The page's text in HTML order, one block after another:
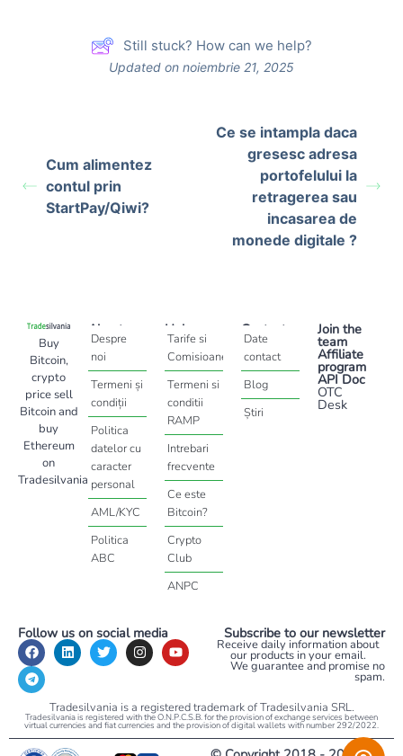
Still stuck? How can we help?
Updated on noiembrie 21, 2025
Cum alimentez
contul prin
StartPay/Qiwi?
Ce se intampla daca
gresesc adresa
portofelului la
retragerea sau
incasarea de
monede digitale ?
Buy
Bitcoin,
crypto
price sell
Bitcoin and
buy
Ethereum
on
Tradesilvania
About
Despre
noi
Termeni și
condiții
Politica
datelor cu
caracter
personal
AML/KYC
Politica
ABC
Help
Tarife si
Comisioane
Termeni si
conditii
RAMP
Intrebari
frecvente
Ce este
Bitcoin?
Crypto
Club
ANPC
Contact
Date
contact
Blog
Știri
Join the
team
Affiliate
program
API Doc
OTC
Desk
Follow us on social media Subscribe to our newsletter
Receive daily information about
our products in your email.
We guarantee and promise no
spam.
Tradesilvania is a registered trademark of Tradesilvania SRL.
Tradesilvania is registered with the O.N.P.C.S.B. for the provision of exchange services between
virtual currencies and fiat currencies and the provision of digital wallets with number 292/2022.